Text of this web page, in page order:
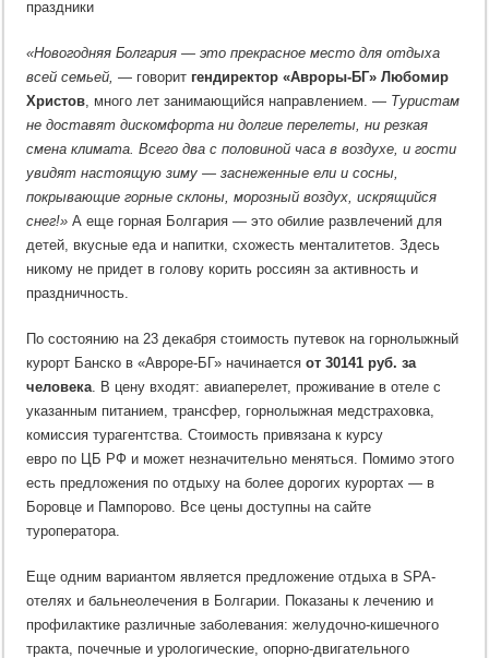
«Новогодняя Болгария — это прекрасное место для отдыха
всей семьей, — говорит гендиректор «Авроры-БГ» Любомир
Христов, много лет занимающийся направлением. — Туристам
не доставят дискомфорта ни долгие перелеты, ни резкая
смена климата. Всего два с половиной часа в воздухе, и гости
увидят настоящую зиму — заснеженные ели и сосны,
покрывающие горные склоны, морозный воздух, искрящийся
снег!» А еще горная Болгария — это обилие развлечений для
детей, вкусные еда и напитки, схожесть менталитетов. Здесь
никому не придет в голову корить россиян за активность и
праздничность.
По состоянию на 23 декабря стоимость путевок на горнолыжный
курорт Банско в «Авроре-БГ» начинаетсяот 30141 руб. за
человека. В цену входят: авиаперелет, проживание в отеле с
указанным питанием, трансфер, горнолыжная медстраховка,
комиссия турагентства. Стоимость привязана к курсу
евро по ЦБ РФ и может незначительно меняться. Помимо этого
есть предложения по отдыху на более дорогих курортах — в
Боровце и Пампорово. Все цены доступны на сайте
туроператора.
Еще одним вариантом является предложение отдыха в SPA-
отелях и бальнеолечения в Болгарии. Показаны к лечению и
профилактике различные заболевания: желудочно-кишечного
тракта, почечные и урологические, опорно-двигательного